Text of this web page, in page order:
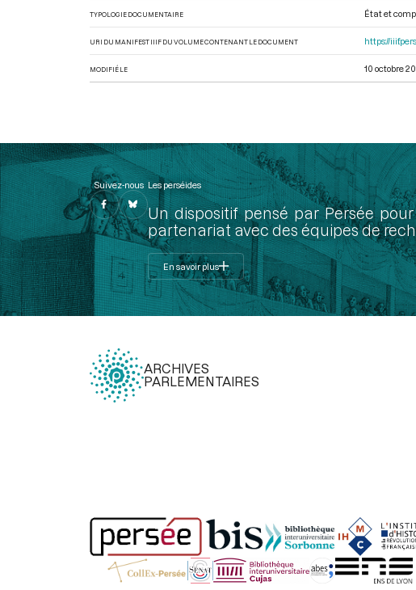
TYPOLOGIE DOCUMENTAIRE État et
URI DU MANIFEST IIIF DU VOLUME CONTENANT LE DOCUMENT https://
MODIFIÉ LE 10 octobre
Suivez-nous Les perséides
Un dispositif pensé par Persée
partenariat avec des équipes de
En savoir plus
ARCHIVES
PARLEMENTAIRES